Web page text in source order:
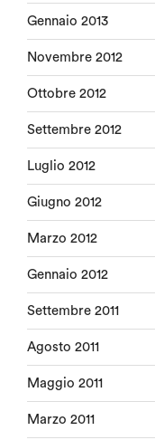
Gennaio 2013
Novembre 2012
Ottobre 2012
Settembre 2012
Luglio 2012
Giugno 2012
Marzo 2012
Gennaio 2012
Settembre 2011
Agosto 2011
Maggio 2011
Marzo 2011